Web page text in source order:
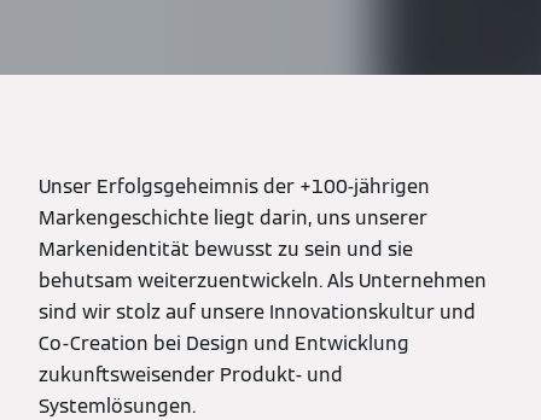
Unser Erfolgsgeheimnis der +100-jährigen
Markengeschichte liegt darin, uns unserer
Markenidentität bewusst zu sein und sie
behutsam weiterzuentwickeln. Als Unternehmen
sind wir stolz auf unsere Innovationskultur und
Co-Creation bei Design und Entwicklung
zukunftsweisender Produkt- und
Systemlösungen.